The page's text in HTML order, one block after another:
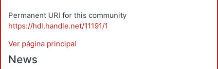
Permanent URI for this community
https://hdl.handle.net/11191/1
Ver página principal
News